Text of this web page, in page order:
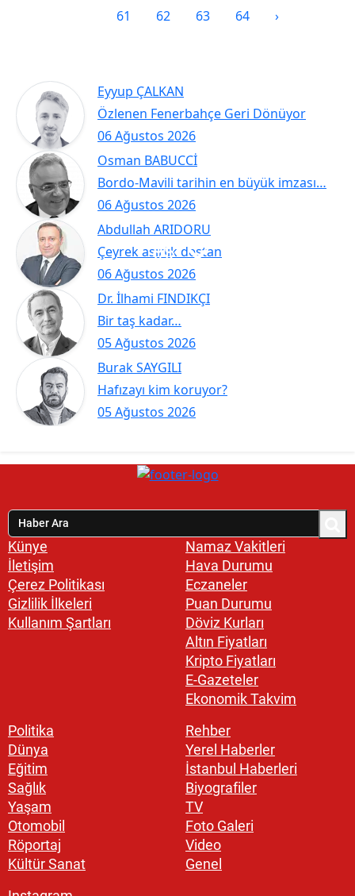
61 62 63 64 ›
Eyyup ÇALKAN
06 Ağustos 2026
Özlenen Fenerbahçe Geri Dönüyor
Osman BABUCCİ
06 Ağustos 2026
Bordo-Mavili tarihin en büyük imzası…
Abdullah ARIDORU
06 Ağustos 2026
Çeyrek asırlık destan
Dr. İlhami FINDIKÇI
05 Ağustos 2026
Bir taş kadar…
Burak SAYGILI
05 Ağustos 2026
Hafızayı kim koruyor?
Künye
İletişim
Çerez Politikası
Gizlilik İlkeleri
Kullanım Şartları
Namaz Vakitleri
Hava Durumu
Eczaneler
Puan Durumu
Döviz Kurları
Altın Fiyatları
Kripto Fiyatları
E-Gazeteler
Ekonomik Takvim
Politika
Dünya
Eğitim
Sağlık
Yaşam
Otomobil
Röportaj
Kültür Sanat
Rehber
Yerel Haberler
İstanbul Haberleri
Biyografiler
TV
Foto Galeri
Video
Genel